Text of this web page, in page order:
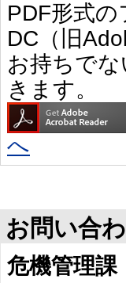
PDF形式
DC（旧
お持ちで
きます。
へ
お問い合
危機管理課